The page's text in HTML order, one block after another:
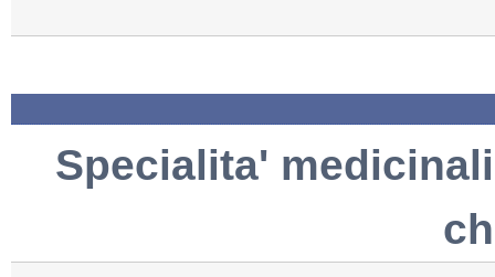
Specialita'